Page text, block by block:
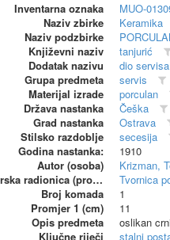
Inventarna oznaka
MUO-
Naziv zbirke
Keramika
Naziv podzbirke
Književni naziv
tanjurić
Dodatak nazivu
dio
Grupa predmeta
servis
Materijal izrade
porculan
Država nastanka
Češka
Grad nastanka
Ostrava
Stilsko razdoblje
secesija
Godina nastanka:
1910
Autor (osoba)
Krizman,
Autorska radionica (proizvođač)
Tvornica
Broj komada
1
Promjer 1 (cm)
11
Opis predmeta
oslikan
Ključne riječi
stalni